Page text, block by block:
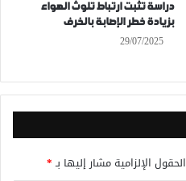
دراسة تثبت ارتباط تلوث الهواء
بزيادة خطر الإصابة بالخرف
29/07/2025
الحقول الإلزامية مشار إليها بـ*